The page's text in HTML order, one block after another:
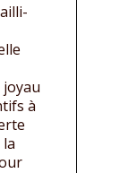
joyau
à